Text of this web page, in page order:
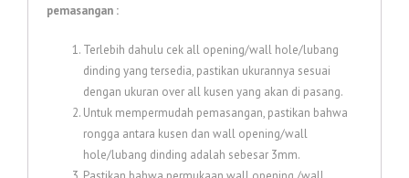
pemasangan :
Terlebih dahulu cek all opening/wall hole/lubang
dinding yang tersedia, pastikan ukurannya sesuai
dengan ukuran over all kusen yang akan di pasang.
Untuk mempermudah pemasangan, pastikan bahwa
rongga antara kusen dan wall opening/wall
hole/lubang dinding adalah sebesar 3mm.